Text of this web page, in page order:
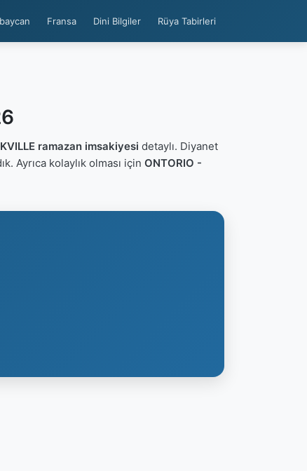
Fransa Dini Bilgiler Rüya Tabirleri
ramazan imsakiyesi detaylı. Diyanet
Ayrıca kolaylık olması için ONTORIO -